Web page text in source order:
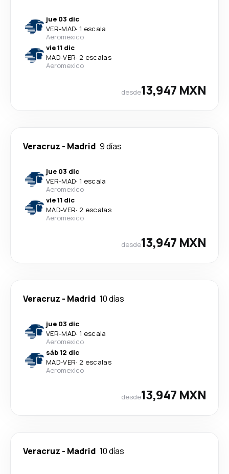
jue 03 dic
VER-MAD· 1 escala
Aeromexico
vie 11 dic
MAD-VER· 2 escalas
Aeromexico
desde13,947 MXN
Veracruz - Madrid 9 días
jue 03 dic
VER-MAD· 1 escala
Aeromexico
vie 11 dic
MAD-VER· 2 escalas
Aeromexico
desde13,947 MXN
Veracruz - Madrid 10 días
jue 03 dic
VER-MAD· 1 escala
Aeromexico
sáb 12 dic
MAD-VER· 2 escalas
Aeromexico
desde13,947 MXN
Veracruz - Madrid 10 días